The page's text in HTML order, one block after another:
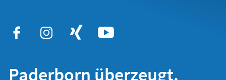
Paderborn überzeugt.